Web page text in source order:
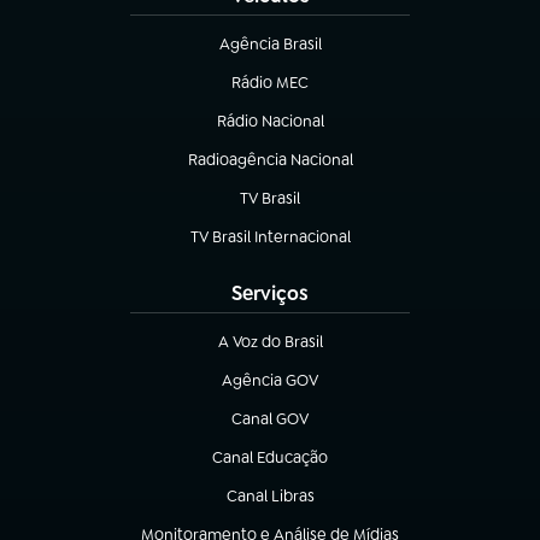
Agência Brasil
(abre em nova aba)
Rádio MEC
(abre em nova aba)
Rádio Nacional
Radioagência Nacional
(abre em nova aba)
TV Brasil
(abre em nova aba)
TV Brasil Internacional
(abre em nova aba)
Serviços
A Voz do Brasil
(abre em nova aba)
Agência GOV
(abre em nova aba)
Canal GOV
(abre em nova aba)
Canal Educação
(abre em nova aba)
Canal Libras
(abre em nova aba)
Monitoramento e Análise de Mídias